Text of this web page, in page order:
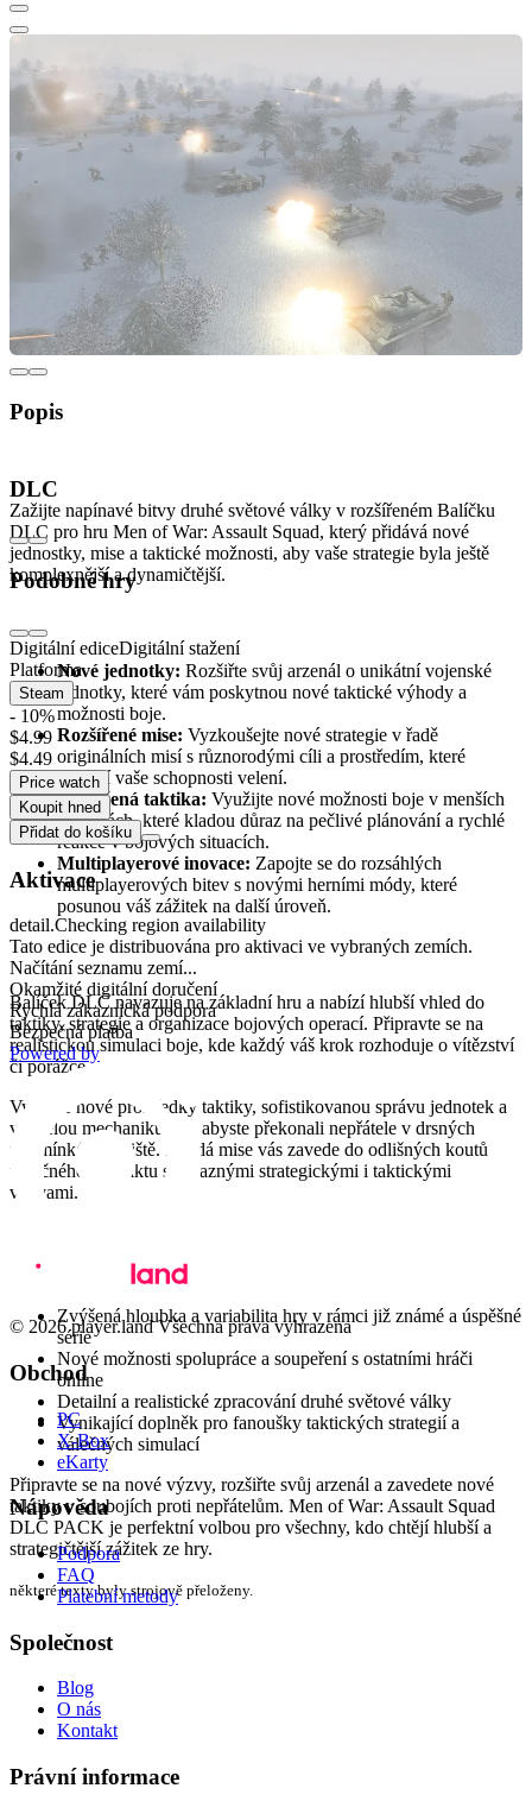
Popis
Zažijte napínavé bitvy druhé světové války v rozšířeném Balíčku
DLC pro hru Men of War: Assault Squad, který přidává nové
jednostky, mise a taktické možnosti, aby vaše strategie byla ještě
komplexnější a dynamičtější.
Herní prvky:
Nové jednotky: Rozšiřte svůj arzenál o unikátní vojenské
jednotky, které vám poskytnou nové taktické výhody a
možnosti boje.
Rozšířené mise: Vyzkoušejte nové strategie v řadě
originálních misí s různorodými cíli a prostředím, které
prověří vaše schopnosti velení.
Vylepšená taktika: Využijte nové možnosti boje v menších
skupinách, které kladou důraz na pečlivé plánování a rychlé
reakce v bojových situacích.
Multiplayerové inovace: Zapojte se do rozsáhlých
multiplayerových bitev s novými herními módy, které
posunou váš zážitek na další úroveň.
Unikátní zážitek z druhé světové války
Balíček DLC navazuje na základní hru a nabízí hlubší vhled do
taktiky, strategie a organizace bojových operací. Připravte se na
realistickou simulaci boje, kde každý váš krok rozhoduje o vítězství
či porážce.
Využijte nové prostředky taktiky, sofistikovanou správu jednotek a
vyspělou mechaniku hry, abyste překonali nepřátele v drsných
podmínkách bojiště. Každá mise vás zavede do odlišných koutů
válečného konfliktu s výraznými strategickými i taktickými
výzvami.
PACK?
Zvýšená hloubka a variabilita hry v rámci již známé a úspěšné
série
Nové možnosti spolupráce a soupeření s ostatními hráči
online
Detailní a realistické zpracování druhé světové války
Vynikající doplněk pro fanoušky taktických strategií a
válečných simulací
Připravte se na nové výzvy, rozšiřte svůj arzenál a zavedete nové
taktiky v soubojích proti nepřátelům. Men of War: Assault Squad
DLC PACK je perfektní volbou pro všechny, kdo chtějí hlubší a
strategičtější zážitek ze hry.
některé texty byly strojově přeloženy.
DLC
Podobné hry
Digitální ediceDigitální stažení
Platforma
Steam
- 10%
$4.99
$4.49
Price watch
Koupit hned
Přidat do košíku
Aktivace
detail.Checking region availability
Tato edice je distribuována pro aktivaci ve vybraných zemích.
Načítání seznamu zemí...
Okamžité digitální doručení
Rychlá zákaznická podpora
Bezpečná platba
Powered by
© 2026 player.land Všechna práva vyhrazena
Obchod
PC
X-Box
eKarty
Nápověda
Podpora
FAQ
Platební metody
Společnost
Blog
O nás
Kontakt
Právní informace